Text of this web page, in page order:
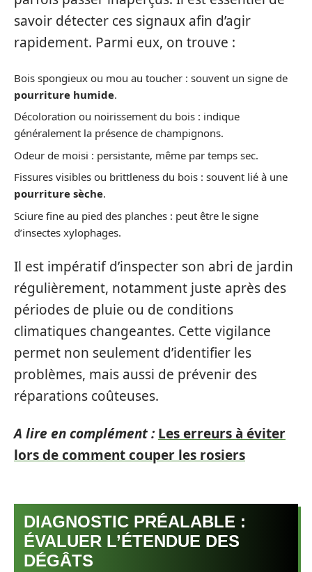
savoir détecter ces signaux afin d’agir
rapidement. Parmi eux, on trouve :
Bois spongieux ou mou au toucher : souvent un signe de
pourriture humide.
Décoloration ou noirissement du bois : indique
généralement la présence de champignons.
Odeur de moisi : persistante, même par temps sec.
Fissures visibles ou brittleness du bois : souvent lié à une
pourriture sèche.
Sciure fine au pied des planches : peut être le signe
d’insectes xylophages.
Il est impératif d’inspecter son abri de jardin
régulièrement, notamment juste après des
périodes de pluie ou de conditions
climatiques changeantes. Cette vigilance
permet non seulement d’identifier les
problèmes, mais aussi de prévenir des
réparations coûteuses.
A lire en complément : Les erreurs à éviter
lors de comment couper les rosiers
DIAGNOSTIC PRÉALABLE :
ÉVALUER L’ÉTENDUE DES
DÉGÂTS